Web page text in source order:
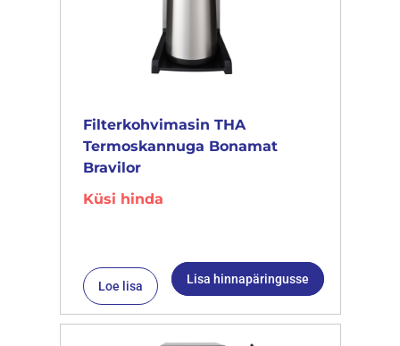
Filterkohvimasin THA
Termoskannuga Bonamat
Bravilor
Küsi hinda
Loe lisa Lisa hinnapäringusse